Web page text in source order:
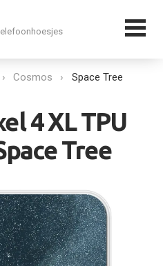
Cosmos Space Tree
4 XL TPU
Tree